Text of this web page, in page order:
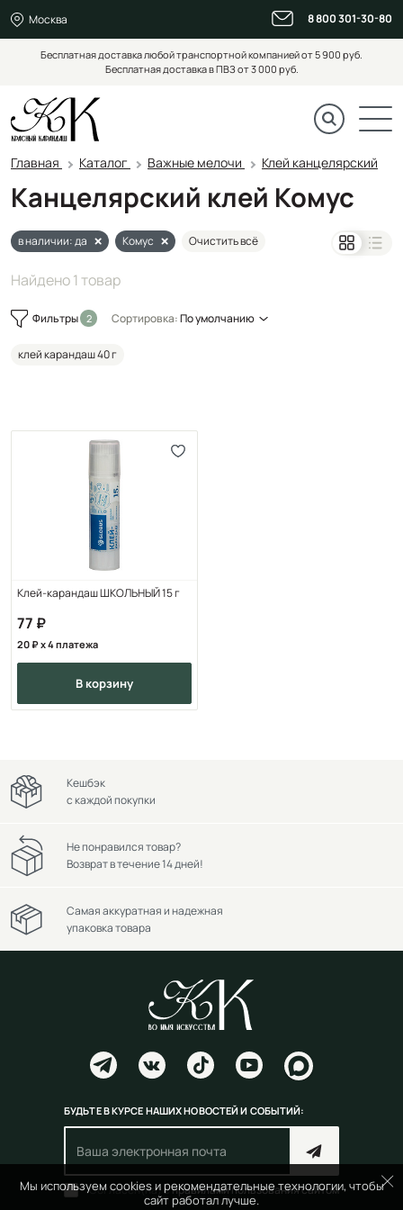
Москва 8 800 301-30-80
Бесплатная доставка любой транспортной компанией от 5 900 руб.
Бесплатная доставка в ПВЗ от 3 000 руб.
Главная Каталог Важные мелочи Клей канцелярский
Канцелярский клей Комус
в наличии: да Комус Очистить всё
Найдено 1 товар
Фильтры Сортировка:По умолчанию
клей карандаш 40 г
Клей-карандаш ШКОЛЬНЫЙ 15 г
77
20 x 4 платежа
в корзину
Мы используем cookies и рекомендательные технологии, чтобы
сайт работал лучше.
Кешбэк
с каждой покупки
Не понравился товар?
Возврат в течение 14 дней!
Самая аккуратная и надежная
упаковка товара
БУДЬТЕ В КУРСЕ НАШИХ НОВОСТЕЙ И СОБЫТИЙ:
Согласен(на) справилами пользования сайтом